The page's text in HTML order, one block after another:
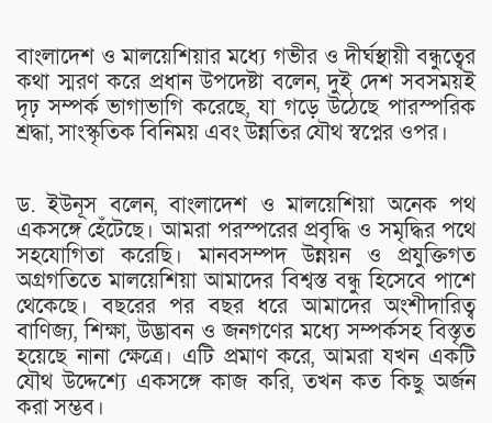
বাংলাদেশ ও মালয়েশিয়ার মধ্যে গভীর ও দীর্ঘস্থায়ী বন্ধুত্বের
কথা স্মরণ করে প্রধান উপদেষ্টা বলেন, দুই দেশ সবসময়ই
দৃঢ় সম্পর্ক ভাগাভাগি করেছে, যা গড়ে উঠেছে পারস্পরিক
শ্রদ্ধা, সাংস্কৃতিক বিনিময় এবং উন্নতির যৌথ স্বপ্নের ওপর।
ড. ইউনূস বলেন, বাংলাদেশ ও মালয়েশিয়া অনেক পথ
একসঙ্গে হেঁটেছে। আমরা পরস্পরের প্রবৃদ্ধি ও সমৃদ্ধির পথে
সহযোগিতা করেছি। মানবসম্পদ উন্নয়ন ও প্রযুক্তিগত
অগ্রগতিতে মালয়েশিয়া আমাদের বিশ্বস্ত বন্ধু হিসেবে পাশে
থেকেছে। বছরের পর বছর ধরে আমাদের অংশীদারিত্ব
বাণিজ্য, শিক্ষা, উদ্ভাবন ও জনগণের মধ্যে সম্পর্কসহ বিস্তৃত
হয়েছে নানা ক্ষেত্রে। এটি প্রমাণ করে, আমরা যখন একটি
যৌথ উদ্দেশ্যে একসঙ্গে কাজ করি, তখন কত কিছু অর্জন
করা সম্ভব।